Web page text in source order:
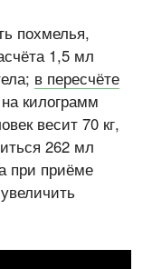
похмелья,
1,5 мл
в пересчёте
килограмм
весит 70 кг,
262 мл
при приёме